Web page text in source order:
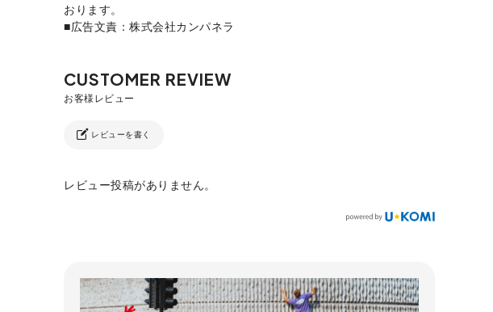
おります。
■広告文責：株式会社カンパネラ
レビューを書く
レビュー投稿がありません。